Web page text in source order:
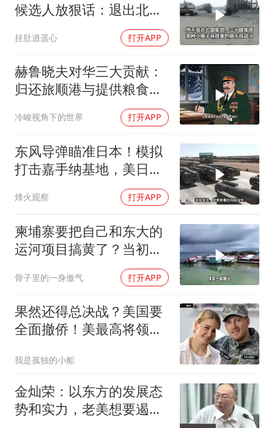
多地要求领导干部带头休假
奋进开新局 实干挑大梁
候选人放狠话：退出北
挂肚逍遥心 打开APP
赫鲁晓夫对华三大贡献：
归还旅顺港与提供粮食援
冷峻视角下的世界 打开APP
东风导弹瞄准日本！模拟
打击嘉手纳基地，美日敢
烽火观察 打开APP
柬埔寨要把自己和东大的
运河项目搞黄了？当初可
骨子里的一身傲气 打开APP
果然还得总决战？美国要
全面撤侨！美最高将领：
我是孤独的小船
金灿荣：以东方的发展态
势和实力，老美想要遏制